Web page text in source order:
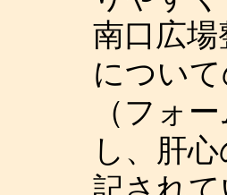
南口広
につい
（フォ
し、肝